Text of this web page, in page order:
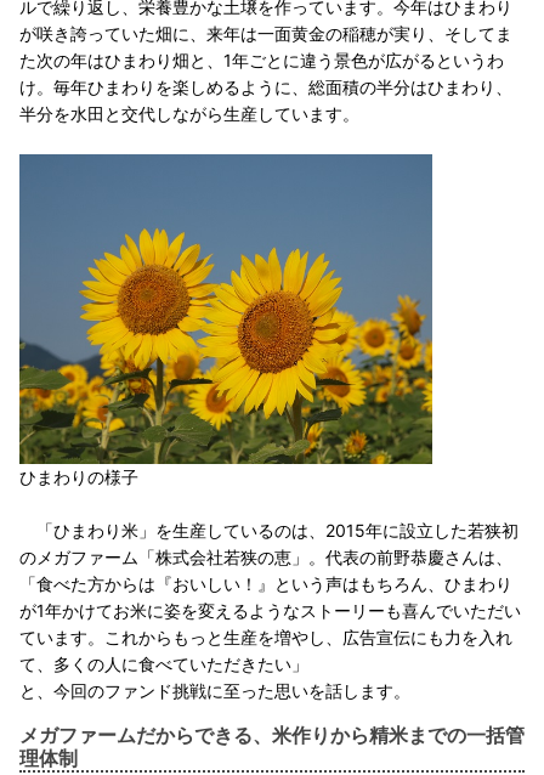
ルで繰り返し、栄養豊かな土壌を作っています。今年はひまわり
が咲き誇っていた畑に、来年は一面黄金の稲穂が実り、そしてま
た次の年はひまわり畑と、1年ごとに違う景色が広がるというわ
け。毎年ひまわりを楽しめるように、総面積の半分はひまわり、
半分を水田と交代しながら生産しています。
ひまわりの様子
「ひまわり米」を生産しているのは、2015年に設立した若狭初
のメガファーム「株式会社若狭の恵」。代表の前野恭慶さんは、
「食べた方からは『おいしい！』という声はもちろん、ひまわり
が1年かけてお米に姿を変えるようなストーリーも喜んでいただい
ています。これからもっと生産を増やし、広告宣伝にも力を入れ
て、多くの人に食べていただきたい」
と、今回のファンド挑戦に至った思いを話します。
メガファームだからできる、米作りから精米までの一括管
理体制